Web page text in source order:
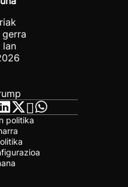
lan
politika